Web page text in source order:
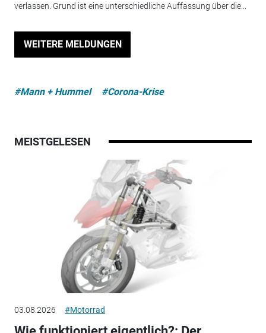
verlassen. Grund ist eine unterschiedliche Auffassung über die...
WEITERE MELDUNGEN
#Mann + Hummel #Corona-Krise
MEISTGELESEN
03.08.2026 #Motorrad